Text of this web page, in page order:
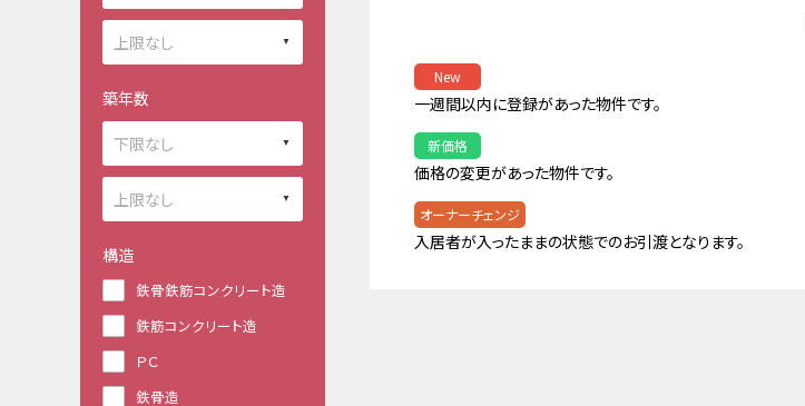
New
一週間以内に登録があった物件です。
新価格
価格の変更があった物件です。
オーナーチェンジ
入居者が入ったままの状態でのお引渡となります。
築年数
構造
鉄骨鉄筋コンクリート造
鉄筋コンクリート造
ＰＣ
鉄骨造